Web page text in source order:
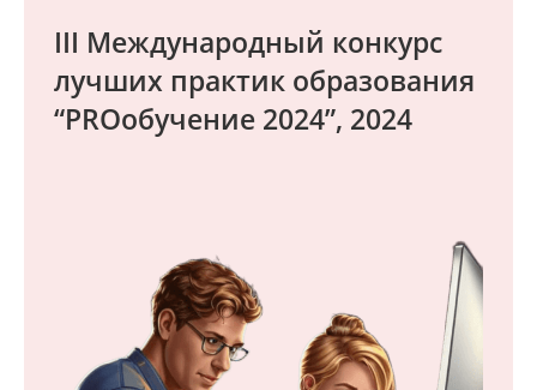
III Международный конкурс
лучших практик образования
“PROобучение 2024”, 2024